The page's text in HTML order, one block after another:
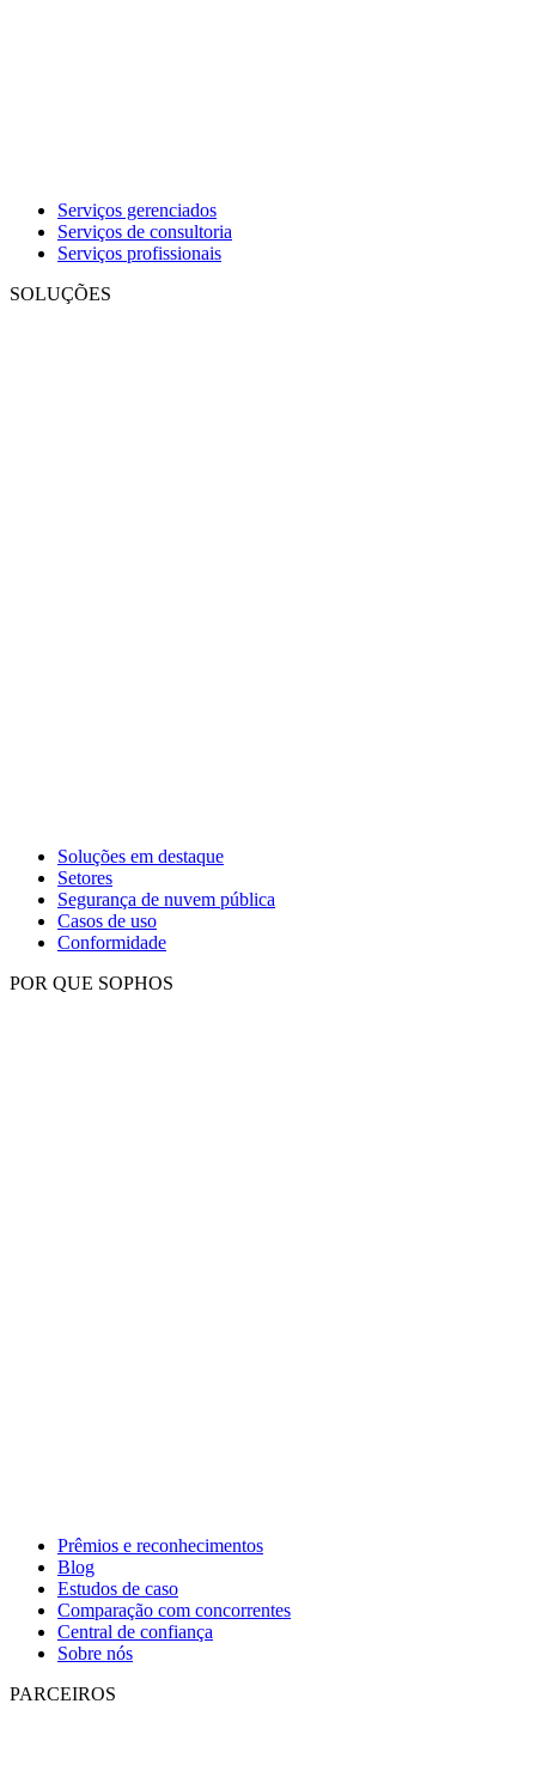
Serviços gerenciados
Serviços de consultoria
Serviços profissionais
SOLUÇÕES
Soluções em destaque
Setores
Segurança de nuvem pública
Casos de uso
Conformidade
POR QUE SOPHOS
Prêmios e reconhecimentos
Blog
Estudos de caso
Comparação com concorrentes
Central de confiança
Sobre nós
PARCEIROS